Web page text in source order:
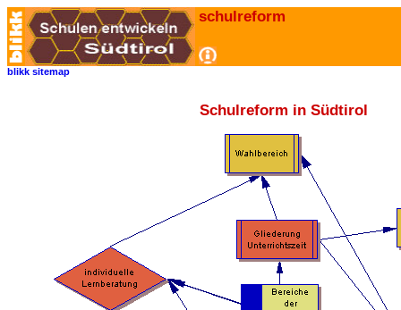
schulreform
blikk sitemap
Schulreform in Südtirol